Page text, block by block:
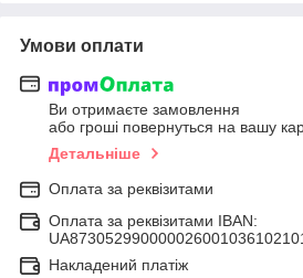
Умови оплати
Ви отримаєте замовлення
або гроші повернуться на вашу
Детальніше
Оплата за реквізитами
Оплата за реквізитами IBAN:
Накладений платіж